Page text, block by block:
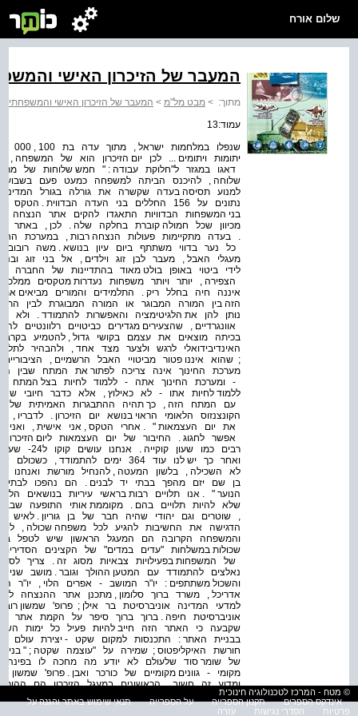
שלום אורח
המעבר של הזיכרון האישי
מתוך: > מבט מל"מ > המעבר של הזיכרון האישי והמשפחתי
עמוד:13
יתומות ויתומים ... לכן יום הזיכרון הוא של
דאגו במגזר ל"חלוקת עבודה : " חמש שלוחות של
שלוחה , להיכנס הביתה למשפחה כמעט פעם בשבוע
למנוע תסיסה בעדה שקשרה את גורלה בגורל המדינה
בני המשפחות הבדוויות התאגדו להקים אתר הנצחה
. בעדה מתקיימות פעולות הנצחה רבות , במערכת
כל נער בדווי משתתף ביום עיון בנושא . משה
מעגלי האבל , מעבר לבן זוג וילדים , אל בני זוג
לידי ביטוי באופן בולט מאוד בהתדיינות של החברה
הצפירה , יותר ויותר משפחות נעדרות מטקסים
איננה חיה בחלל ריק . התלמידים והמורים
הזה בין המורה המבוגר או המורה המבוגרת לבין
נותן להן את הלגיטימציה והאפשרות להתמודד . ולא
אוונגרדיים , שהצעירים מגדירים כביטויים
בכיתה מוצאים את עצמם בקושי גדול , להטמיע
האינדיבידואלי לרגש ולצער מצד אחד , ולהבהיר
; שהוא איננו פטור מביטויי האבל הרשמיים ,
מערכת החינוך אינה צריכה לפתור את המתח שבין
- ומערכת החינוך אתה - ללמוד לחיות בצל
ללמוד לחיות אתו - לא כאילוץ , אלא כדבר חיובי
עם המתח הזה , כך תהיה ההתבגרות האמיתית
הקונצנזוס הלאומי הראוי בנושא יום הזיכרון .
את יום העצמאות " . אחרי הטקס , אני אישית , ואני
אפשר לחגוג . החיבור של יום העצמאות ליום הזיכרון
רבים כמו
ואחר כך יש לנו עוד 364 ימים
לא השכילה , בלשון המעטה , להנחיל מורשת ואנחנו
בן שם יזם מהפך בבתי יד לבנים . הם נהפכו לבתים
הנוער " . אנו תלויים רבות בראשי עיריות בנושאים
שלא להיות תלויים בהם . מקוממת אותי התופעה
, שוטרים וגם יהודי שהיה חבר של בן גוריון .
הדגישה את החשיבות להגיע לכל משפחה שכולה ,
והמשפחה הקרובה הם המעגל הראשון שיש לטפל
שכולות במשלחות "עדים במדים" של הקצינים הסדירים
של המשפחות בפעילויות צבאיות מסוג זה . צריך
נאלצים להתמודד עם המטען ההולך וגובר . מושב שני
והשכול משתתפים : יו"ר המושב - אפרים הלוי , יו"ר
אדריכל , משרד ברוך סלומון , מתכנן אתר ההנצחה
למדעי המדינה אוניברסיטת בר אילן ; פרופ' שמשון
אוניברסיטת חיפה . ברוך ברוך סיפר על הקמת אתר
שקבעה כי האתר הזה חייב להיות פעיל כל ימות
בבניית האתר : התכנסות למקום שקט - יצירת עולם
חורשת האיקליפטוס ; שמירה על "עוצמה שקטה ; "
של שומר סוד שלעולם לא יודע מה מחכה לו בפינה ;
מקומי - גוונים מקומיים של כורכר ואבן . פרופ' שמשון
ומדוע זה חשוב . הראשונים במעגל הזיכרון הם
לחיים - לא תמיד נשואות , אחים , ילדים , יתומים ,
תקופות החיים ולאנשים שלא הכירו את הנופל כלל ,
© מטח - המרכז לטכנולוגיה חינוכית
אינדקס הספרים
תקנון הספרייה על הספרייה
תנאי שימוש באתר והגנה על
פרטיות
הסדרי נגישות עזרה